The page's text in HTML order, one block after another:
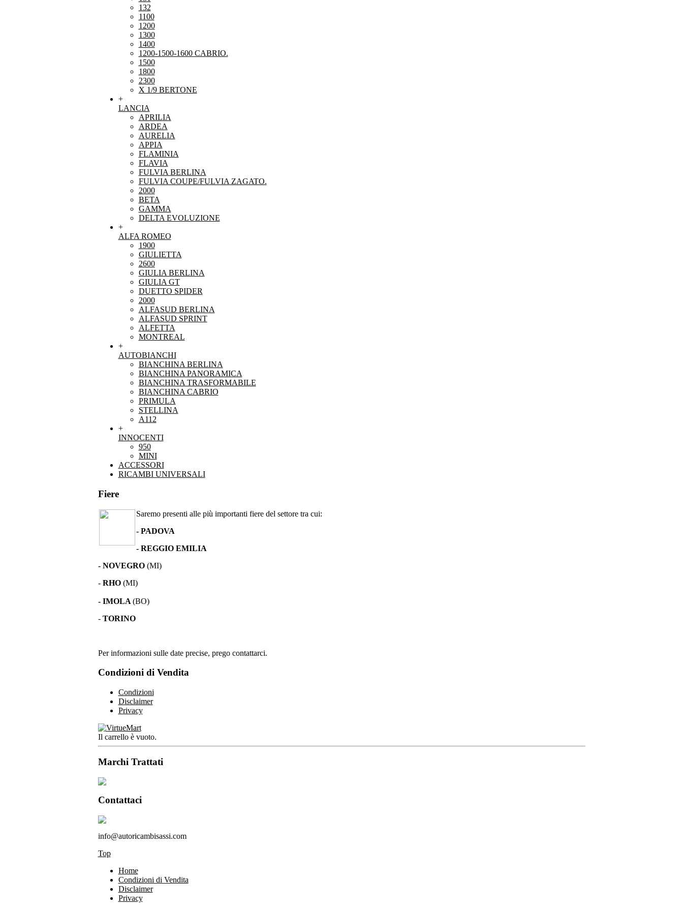
132
1100
1200
1300
1400
1200-1500-1600 CABRIO.
1500
1800
2300
X 1/9 BERTONE
+
LANCIA
APRILIA
ARDEA
AURELIA
APPIA
FLAMINIA
FLAVIA
FULVIA BERLINA
FULVIA COUPE/FULVIA ZAGATO.
2000
BETA
GAMMA
DELTA EVOLUZIONE
+
ALFA ROMEO
1900
GIULIETTA
2600
GIULIA BERLINA
GIULIA GT
DUETTO SPIDER
2000
ALFASUD BERLINA
ALFASUD SPRINT
ALFETTA
MONTREAL
+
AUTOBIANCHI
BIANCHINA BERLINA
BIANCHINA PANORAMICA
BIANCHINA TRASFORMABILE
BIANCHINA CABRIO
PRIMULA
STELLINA
A112
+
INNOCENTI
950
MINI
ACCESSORI
RICAMBI UNIVERSALI
Fiere
Saremo presenti alle più importanti fiere del settore tra cui:
- PADOVA
- REGGIO EMILIA
- NOVEGRO(MI)
-RHO (MI)
- IMOLA (BO)
- TORINO
Per informazioni sulle date precise, prego contattarci.
Condizioni di Vendita
Condizioni
Disclaimer
Privacy
Il carrello è vuoto.
Marchi Trattati
Contattaci
info@autoricambisassi.com
Top
Home
Condizioni di Vendita
Disclaimer
Privacy